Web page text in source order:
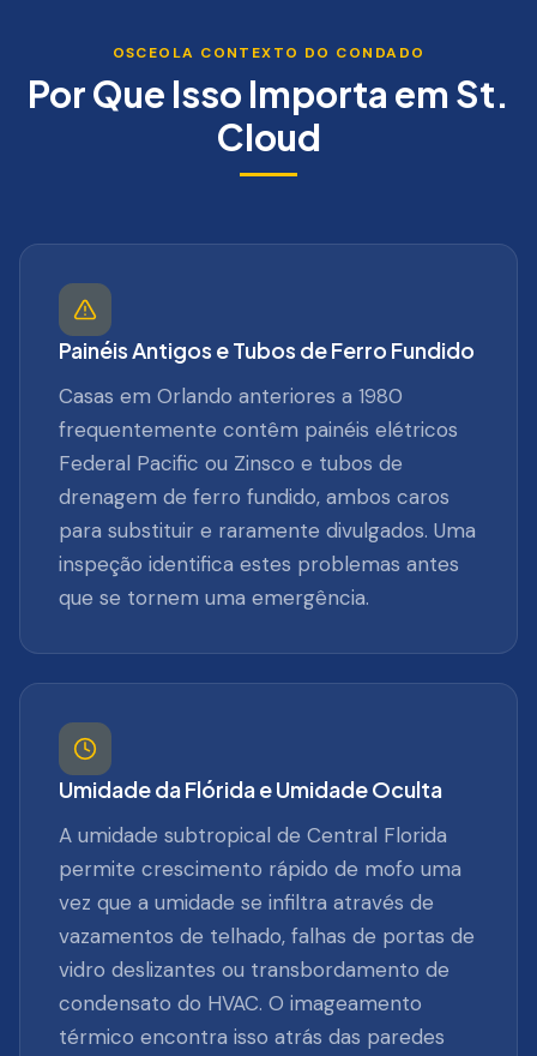
OSCEOLA CONTEXTO DO CONDADO
Por Que Isso Importa em St.
Cloud
Painéis Antigos e Tubos de Ferro Fundido
Casas em Orlando anteriores a 1980
frequentemente contêm painéis elétricos
Federal Pacific ou Zinsco e tubos de
drenagem de ferro fundido, ambos caros
para substituir e raramente divulgados. Uma
inspeção identifica estes problemas antes
que se tornem uma emergência.
Umidade da Flórida e Umidade Oculta
A umidade subtropical de Central Florida
permite crescimento rápido de mofo uma
vez que a umidade se infiltra através de
vazamentos de telhado, falhas de portas de
vidro deslizantes ou transbordamento de
condensato do HVAC. O imageamento
térmico encontra isso atrás das paredes